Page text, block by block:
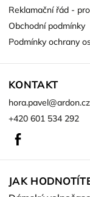
Reklamační řád -
Obchodní podmínky
Podmínky ochrany
KONTAKT
hora.pavel@ardon.cz
+420 601 534 292
JAK